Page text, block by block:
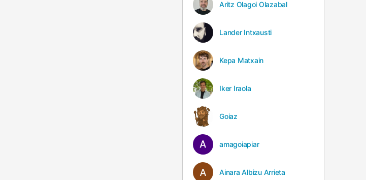
Aritz Olagoi Olazabal
Lander Intxausti
Kepa Matxain
Iker Iraola
Goiaz
amagoiapiar
Ainara Albizu Arrieta